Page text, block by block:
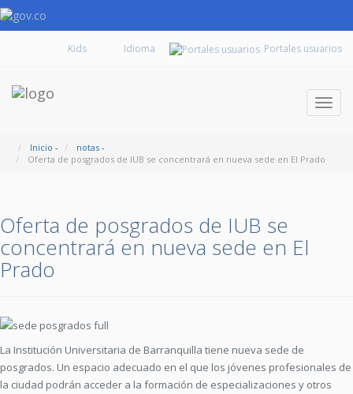
Kids Portales usuarios
Inicio - notas -
Oferta de posgrados de IUB se concentrará en nueva sede en El Prado
Oferta de posgrados de IUB se
concentrará en nueva sede en El
Prado
La Institución Universi­taria de Barranquilla tiene nueva sede de
posgrados. Un espacio adecuado en el que los jóvenes profesionales de
la ciudad po­drán acceder a la formación de especializaciones y otros